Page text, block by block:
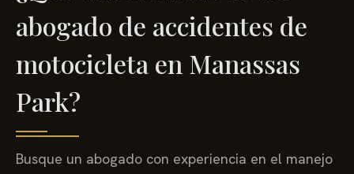
abogado de accidentes de
motocicleta en Manassas
Park?
Busque un abogado con experiencia en el manejo